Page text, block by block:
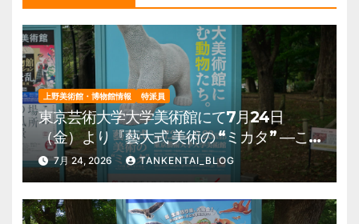
上野美術館・博物館情報 特派員
東京芸術大学大学美術館にて7月24日
（金）より『藝大式 美術の “ミカタ” ―こ
の夏、藝大生になる―』を開催。 上野公
園 美術館・博物館 混雑情報他
7月 24, 2026 TANKENTAI_BLOG